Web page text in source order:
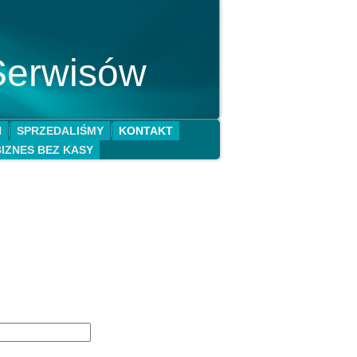
SPRZEDALIŚMY
KONTAKT
BEZ KASY